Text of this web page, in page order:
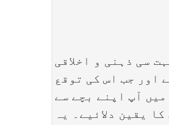
سی ذہنی و اخلاقی
اور جب اس کی توقع
آپ اپنے بچے سے
یقین دلائیے۔ یہ